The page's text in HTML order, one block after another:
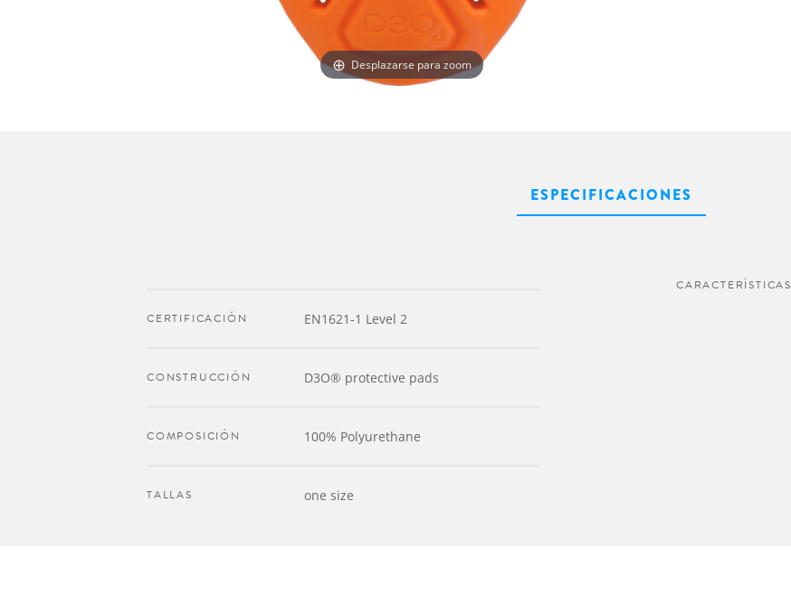
Desplazarse para zoom
ESPECIFICACIONES
CERTIFICACIÓN EN1621-1 Level 2
CONSTRUCCIÓN D3O® protective pads
COMPOSICIÓN 100% Polyurethane
TALLAS one size
CARACTERÍSTICAS